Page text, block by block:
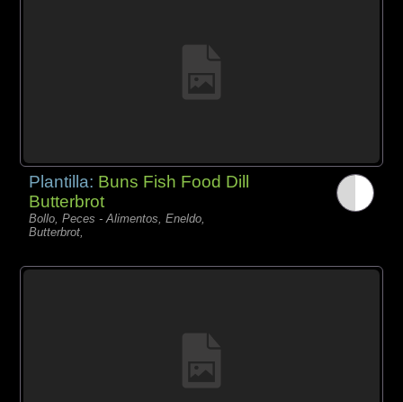
Plantilla: Buns Fish Food Dill
Butterbrot
Bollo, Peces - Alimentos, Eneldo,
Butterbrot,